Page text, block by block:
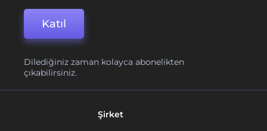
Katıl
Dilediğiniz zaman kolayca abonelikten
çıkabilirsiniz.
Şirket